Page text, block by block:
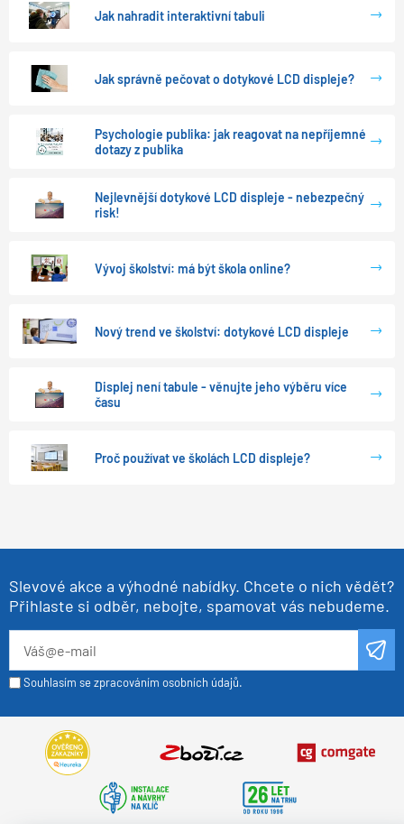
Jak nahradit interaktivní tabuli
Jak správně pečovat o dotykové LCD displeje?
Psychologie publika: jak reagovat na nepříjemné
dotazy z publika
Nejlevnější dotykové LCD displeje - nebezpečný
risk!
Vývoj školství: má být škola online?
Nový trend ve školství: dotykové LCD displeje
Displej není tabule - věnujte jeho výběru více
času
Proč používat ve školách LCD displeje?
Slevové akce a výhodné nabídky. Chcete o nich vědět?
Přihlaste si odběr, nebojte, spamovat vás nebudeme.
Souhlasím se zpracováním osobních údajů.